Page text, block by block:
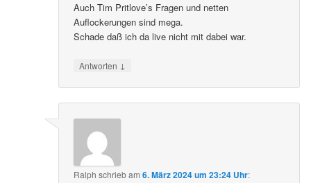
Auch Tim Pritlove’s Fragen und netten
Auflockerungen sind mega.
Schade daß ich da live nicht mit dabei war.
Antworten ↓
Ralph schriebam6. März 2024 um 23:24 Uhr: